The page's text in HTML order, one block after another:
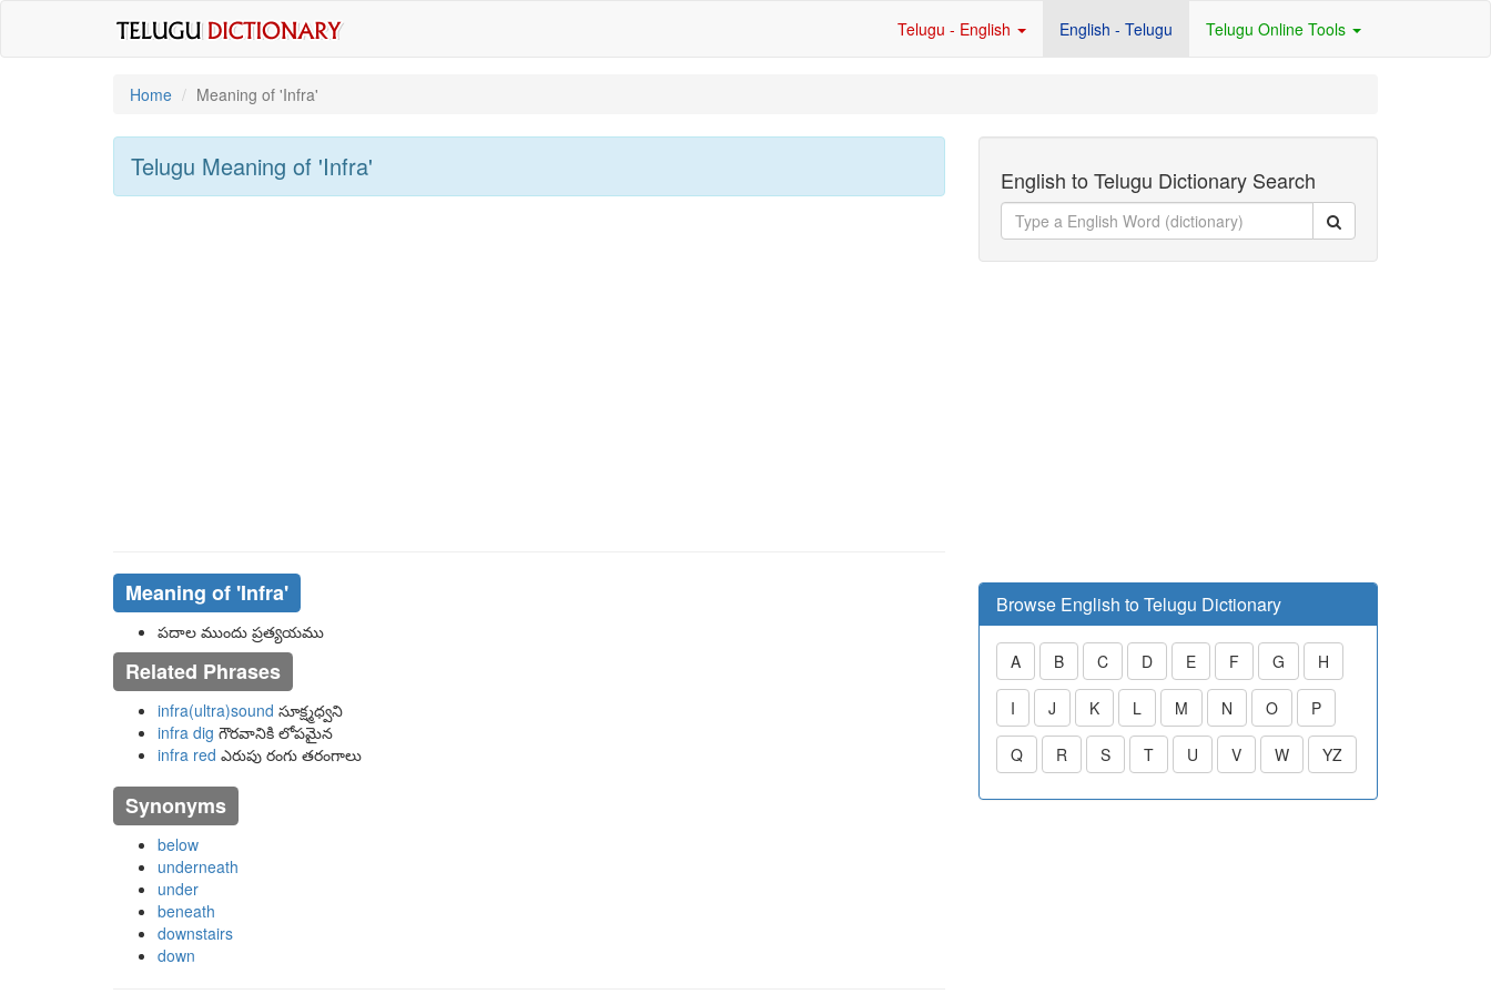
Telugu - English English - Telugu Telugu Online Tools
Home Meaning of 'infra'
Telugu Meaning of 'infra'
Meaning of 'infra'
పదాల ముందు ప్రత్యయము
Related Phrases
infra(ultra)sound సూక్ష్మధ్వని
infra dig గౌరవానికి లోపమైన
infra red ఎరుపు రంగు తరంగాలు
Synonyms
below
underneath
under
beneath
downstairs
down
English to Telugu Dictionary Search
Browse English to Telugu Dictionary
A B C D E F G H
I J K L M N O P
Q R S T U V W YZ